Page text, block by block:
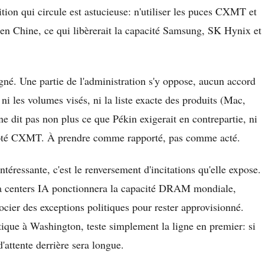
qui circule est astucieuse: n'utiliser les puces CXMT et
Chine, ce qui libèrerait la capacité Samsung, SK Hynix et
Une partie de l'administration s'y oppose, aucun accord
les volumes visés, ni la liste exacte des produits (Mac,
dit pas non plus ce que Pékin exigerait en contrepartie, ni
CXMT. À prendre comme rapporté, pas comme acté.
c'est le renversement d'incitations qu'elle expose.
IA ponctionnera la capacité DRAM mondiale,
des exceptions politiques pour rester approvisionné.
à Washington, teste simplement la ligne en premier: si
derrière sera longue.